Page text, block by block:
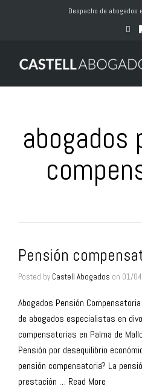
Despacho de abogados
abogados
Pensión
Posted by Castell Abogados on 01/
Abogados Pensión
de abogados especialistas en
compensatorias en Palma de
Pensión por desequilibrio
pensión compensatoria? La
prestación … Read More